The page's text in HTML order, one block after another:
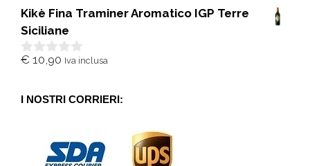
u
5
Kikè Fina Traminer Aromatico IGP Terre
Siciliane
0
5
€ 10,90 Iva inclusa
I NOSTRI CORRIERI: